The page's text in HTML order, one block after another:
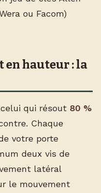
ou Facom)
en hauteur : la
qui résout 80 %
Chaque
votre porte
deux vis de
latéral
le mouvement